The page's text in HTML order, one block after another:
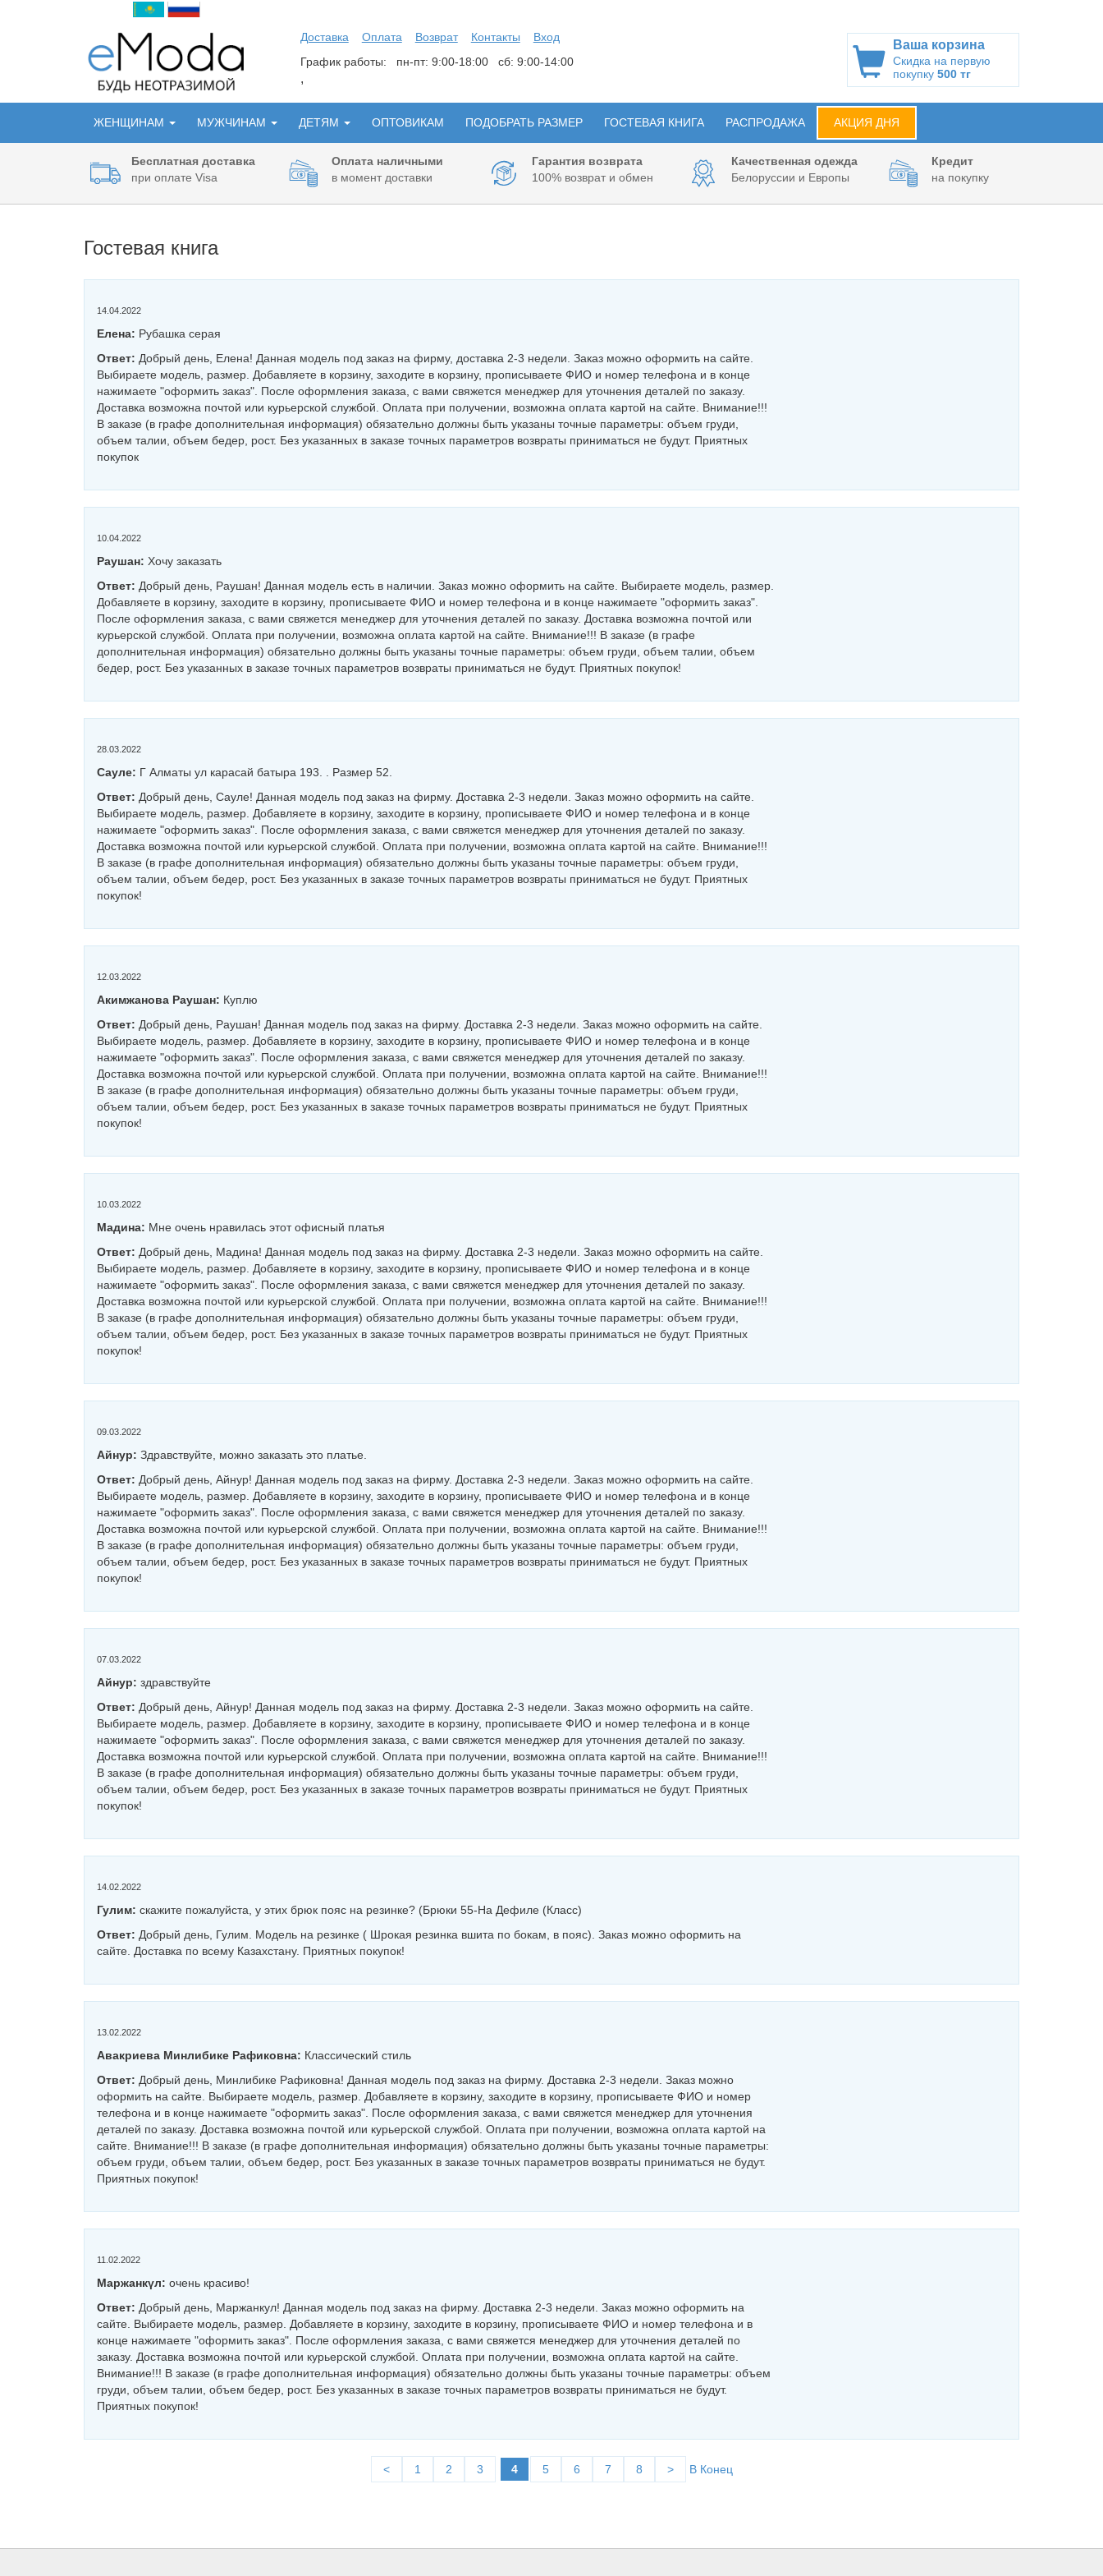
Доставка Оплата Возврат Контакты
Вход
График работы: пн-пт: 9:00-18:00 сб: 9:00-14:00
,
Ваша корзина
Скидка на первую
покупку 500 тг
ЖЕНЩИНАМ МУЖЧИНАМ ДЕТЯМ ОПТОВИКАМ ПОДОБРАТЬ РАЗМЕР ГОСТЕВАЯ КНИГА РАСПРОДАЖА АКЦИЯ ДНЯ
Бесплатная доставка
при оплате Visa
Оплата наличными
в момент доставки
Гарантия возврата
100% возврат и обмен
Качественная одежда
Белоруссии и Европы
Кредит
на покупку
Гостевая книга
14.04.2022
Елена: Рубашка серая
Ответ: Добрый день, Елена! Данная модель под заказ на фирму, доставка 2-3 недели. Заказ можно оформить на сайте.
Выбираете модель, размер. Добавляете в корзину, заходите в корзину, прописываете ФИО и номер телефона и в конце
нажимаете "оформить заказ". После оформления заказа, с вами свяжется менеджер для уточнения деталей по заказу.
Доставка возможна почтой или курьерской службой. Оплата при получении, возможна оплата картой на сайте. Внимание!!!
В заказе (в графе дополнительная информация) обязательно должны быть указаны точные параметры: объем груди,
объем талии, объем бедер, рост. Без указанных в заказе точных параметров возвраты приниматься не будут. Приятных
покупок
10.04.2022
Раушан: Хочу заказать
Ответ: Добрый день, Раушан! Данная модель есть в наличии. Заказ можно оформить на сайте. Выбираете модель, размер.
Добавляете в корзину, заходите в корзину, прописываете ФИО и номер телефона и в конце нажимаете "оформить заказ".
После оформления заказа, с вами свяжется менеджер для уточнения деталей по заказу. Доставка возможна почтой или
курьерской службой. Оплата при получении, возможна оплата картой на сайте. Внимание!!! В заказе (в графе
дополнительная информация) обязательно должны быть указаны точные параметры: объем груди, объем талии, объем
бедер, рост. Без указанных в заказе точных параметров возвраты приниматься не будут. Приятных покупок!
28.03.2022
Сауле: Г Алматы ул карасай батыра 193. . Размер 52.
Ответ: Добрый день, Сауле! Данная модель под заказ на фирму. Доставка 2-3 недели. Заказ можно оформить на сайте.
Выбираете модель, размер. Добавляете в корзину, заходите в корзину, прописываете ФИО и номер телефона и в конце
нажимаете "оформить заказ". После оформления заказа, с вами свяжется менеджер для уточнения деталей по заказу.
Доставка возможна почтой или курьерской службой. Оплата при получении, возможна оплата картой на сайте. Внимание!!!
В заказе (в графе дополнительная информация) обязательно должны быть указаны точные параметры: объем груди,
объем талии, объем бедер, рост. Без указанных в заказе точных параметров возвраты приниматься не будут. Приятных
покупок!
12.03.2022
Акимжанова Раушан: Куплю
Ответ: Добрый день, Раушан! Данная модель под заказ на фирму. Доставка 2-3 недели. Заказ можно оформить на сайте.
Выбираете модель, размер. Добавляете в корзину, заходите в корзину, прописываете ФИО и номер телефона и в конце
нажимаете "оформить заказ". После оформления заказа, с вами свяжется менеджер для уточнения деталей по заказу.
Доставка возможна почтой или курьерской службой. Оплата при получении, возможна оплата картой на сайте. Внимание!!!
В заказе (в графе дополнительная информация) обязательно должны быть указаны точные параметры: объем груди,
объем талии, объем бедер, рост. Без указанных в заказе точных параметров возвраты приниматься не будут. Приятных
покупок!
10.03.2022
Мадина: Мне очень нравилась этот офисный платья
Ответ: Добрый день, Мадина! Данная модель под заказ на фирму. Доставка 2-3 недели. Заказ можно оформить на сайте.
Выбираете модель, размер. Добавляете в корзину, заходите в корзину, прописываете ФИО и номер телефона и в конце
нажимаете "оформить заказ". После оформления заказа, с вами свяжется менеджер для уточнения деталей по заказу.
Доставка возможна почтой или курьерской службой. Оплата при получении, возможна оплата картой на сайте. Внимание!!!
В заказе (в графе дополнительная информация) обязательно должны быть указаны точные параметры: объем груди,
объем талии, объем бедер, рост. Без указанных в заказе точных параметров возвраты приниматься не будут. Приятных
покупок!
09.03.2022
Айнур: Здравствуйте, можно заказать это платье.
Ответ: Добрый день, Айнур! Данная модель под заказ на фирму. Доставка 2-3 недели. Заказ можно оформить на сайте.
Выбираете модель, размер. Добавляете в корзину, заходите в корзину, прописываете ФИО и номер телефона и в конце
нажимаете "оформить заказ". После оформления заказа, с вами свяжется менеджер для уточнения деталей по заказу.
Доставка возможна почтой или курьерской службой. Оплата при получении, возможна оплата картой на сайте. Внимание!!!
В заказе (в графе дополнительная информация) обязательно должны быть указаны точные параметры: объем груди,
объем талии, объем бедер, рост. Без указанных в заказе точных параметров возвраты приниматься не будут. Приятных
покупок!
07.03.2022
Айнур: здравствуйте
Ответ: Добрый день, Айнур! Данная модель под заказ на фирму. Доставка 2-3 недели. Заказ можно оформить на сайте.
Выбираете модель, размер. Добавляете в корзину, заходите в корзину, прописываете ФИО и номер телефона и в конце
нажимаете "оформить заказ". После оформления заказа, с вами свяжется менеджер для уточнения деталей по заказу.
Доставка возможна почтой или курьерской службой. Оплата при получении, возможна оплата картой на сайте. Внимание!!!
В заказе (в графе дополнительная информация) обязательно должны быть указаны точные параметры: объем груди,
объем талии, объем бедер, рост. Без указанных в заказе точных параметров возвраты приниматься не будут. Приятных
покупок!
14.02.2022
Гулим: скажите пожалуйста, у этих брюк пояс на резинке? (Брюки 55-На Дефиле (Класс)
Ответ: Добрый день, Гулим. Модель на резинке ( Шрокая резинка вшита по бокам, в пояс). Заказ можно оформить на
сайте. Доставка по всему Казахстану. Приятных покупок!
13.02.2022
Авакриева Минлибике Рафиковна: Классический стиль
Ответ: Добрый день, Минлибике Рафиковна! Данная модель под заказ на фирму. Доставка 2-3 недели. Заказ можно
оформить на сайте. Выбираете модель, размер. Добавляете в корзину, заходите в корзину, прописываете ФИО и номер
телефона и в конце нажимаете "оформить заказ". После оформления заказа, с вами свяжется менеджер для уточнения
деталей по заказу. Доставка возможна почтой или курьерской службой. Оплата при получении, возможна оплата картой на
сайте. Внимание!!! В заказе (в графе дополнительная информация) обязательно должны быть указаны точные параметры:
объем груди, объем талии, объем бедер, рост. Без указанных в заказе точных параметров возвраты приниматься не будут.
Приятных покупок!
11.02.2022
Маржанкүл: очень красиво!
Ответ: Добрый день, Маржанкул! Данная модель под заказ на фирму. Доставка 2-3 недели. Заказ можно оформить на
сайте. Выбираете модель, размер. Добавляете в корзину, заходите в корзину, прописываете ФИО и номер телефона и в
конце нажимаете "оформить заказ". После оформления заказа, с вами свяжется менеджер для уточнения деталей по
заказу. Доставка возможна почтой или курьерской службой. Оплата при получении, возможна оплата картой на сайте.
Внимание!!! В заказе (в графе дополнительная информация) обязательно должны быть указаны точные параметры: объем
груди, объем талии, объем бедер, рост. Без указанных в заказе точных параметров возвраты приниматься не будут.
Приятных покупок!
< 1 2 3 4 5 6 7 8 > В Конец